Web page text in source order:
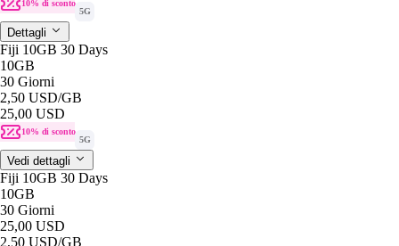
10% di sconto
5G
Dettagli
Fiji 10GB 30 Days
10GB
30 Giorni
2,50 USD/GB
25,00 USD
10% di sconto
5G
Vedi dettagli
Fiji 10GB 30 Days
10GB
30 Giorni
25,00 USD
2,50 USD/GB